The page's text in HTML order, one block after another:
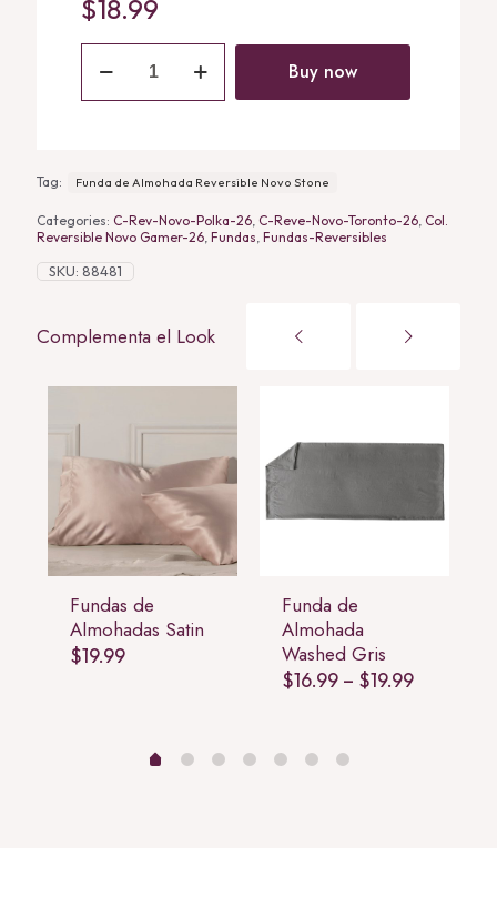
$18.99
Funda
Reversible
Buy now
Tag: Funda de Almohada Reversible Novo Stone
Categories: C-Rev-Novo-Polka-26 C-Reve-Novo-Toronto-26 Col.
Reversible Novo Gamer-26 Fundas Fundas-Reversibles
SKU: 88481
Complementa el Look
Fundas de
Almohadas Satin
$19.99
Funda de
Almohada
Washed Gris
$16.99 – $19.99Price